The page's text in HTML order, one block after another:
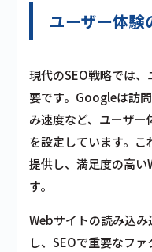
ユーザー体験
現代のSEO戦略では
要です。Googleは訪
み速度など、ユーザ
を設定しています。
提供し、満足度の高
す。
Webサイトの読み込
し、SEOで重要なフ